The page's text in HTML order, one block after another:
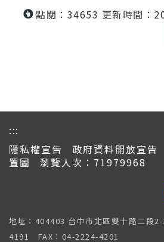
點閱：34653 更新時間：
:::
隱私權宣告
政府資料開放宣告
置圖
瀏覽人次：71979968
地址：404403 台中市北區雙十路二段
4191 FAX：04-2224-4201